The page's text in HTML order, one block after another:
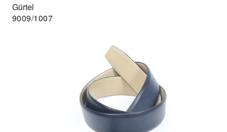
Gürtel
9009/1007